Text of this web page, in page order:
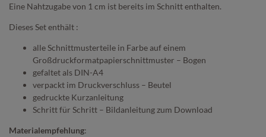
Eine Nahtzugabe von 1 cm ist bereits im Schnitt enthalten.
Dieses Set enthält :
alle Schnittmusterteile in Farbe auf einem
Großdruckformatpapierschnittmuster – Bogen
gefaltet als DIN-A4
verpackt im Druckverschluss – Beutel
gedruckte Kurzanleitung
Schritt für Schritt – Bildanleitung zum Download
Materialempfehlung: